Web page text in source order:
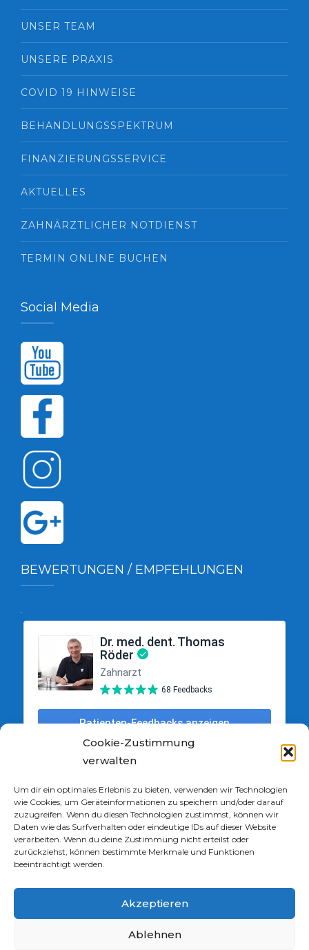
Cookie-Zustimmung
verwalten
Um dir ein optimales Erlebnis zu bieten, verwenden wir Technologien
wie Cookies, um Geräteinformationen zu speichern und/oder darauf
zuzugreifen. Wenn du diesen Technologien zustimmst, können wir
Daten wie das Surfverhalten oder eindeutige IDs auf dieser Website
verarbeiten. Wenn du deine Zustimmung nicht erteilst oder
zurückziehst, können bestimmte Merkmale und Funktionen
beeinträchtigt werden.
Akzeptieren
Ablehnen
UNSER TEAM
UNSERE PRAXIS
COVID 19 HINWEISE
BEHANDLUNGSSPEKTRUM
FINANZIERUNGSSERVICE
AKTUELLES
ZAHNÄRZTLICHER NOTDIENST
TERMIN ONLINE BUCHEN
Social Media
BEWERTUNGEN / EMPFEHLUNGEN